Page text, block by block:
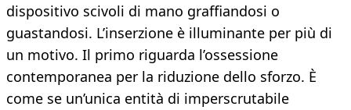
dispositivo scivoli di mano graffiandosi o
guastandosi. L’inserzione è illuminante per più di
un motivo. Il primo riguarda l’ossessione
contemporanea per la riduzione dello sforzo. È
come se un’unica entità di imperscrutabile